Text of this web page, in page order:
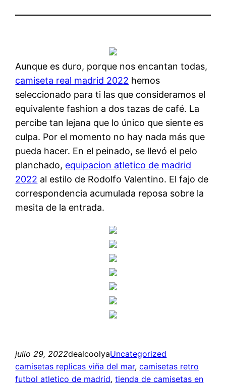
Aunque es duro, porque nos encantan todas,
camiseta real madrid 2022 hemos
seleccionado para ti las que consideramos el
equivalente fashion a dos tazas de café. La
percibe tan lejana que lo único que siente es
culpa. Por el momento no hay nada más que
pueda hacer. En el peinado, se llevó el pelo
planchado, equipacion atletico de madrid
2022 al estilo de Rodolfo Valentino. El fajo de
correspondencia acumulada reposa sobre la
mesita de la entrada.
julio 29, 2022dealcoolyaUncategorized
camisetas replicas viña del mar, camisetas retro
futbol atletico de madrid, tienda de camisetas en